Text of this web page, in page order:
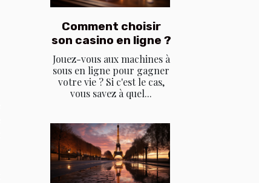
Comment choisir
son casino en ligne ?
Jouez-vous aux machines à
sous en ligne pour gagner
votre vie ? Si c'est le cas,
vous savez à quel...